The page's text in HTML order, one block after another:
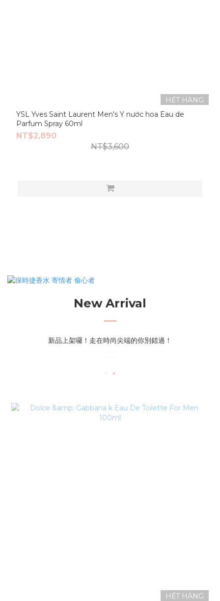
HẾT HÀNG
YSL Yves Saint Laurent Men's Y nước hoa Eau de
Parfum Spray 60ml
NT$2,890
NT$3,600
New Arrival
新品上架囉！走在時尚尖端的你別錯過！
HẾT HÀNG